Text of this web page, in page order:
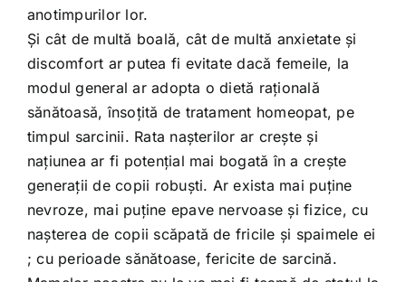
anotimpurilor lor.
Şi cât de multă boală, cât de multă anxietate şi
discomfort ar putea fi evitate dacă femeile, la
modul general ar adopta o dietă raţională
sănătoasă, însoţită de tratament homeopat, pe
timpul sarcinii. Rata naşterilor ar creşte şi
naţiunea ar fi potenţial mai bogată în a creşte
generaţii de copii robuşti. Ar exista mai puţine
nevroze, mai puţine epave nervoase şi fizice, cu
naşterea de copii scăpată de fricile şi spaimele ei
; cu perioade sănătoase, fericite de sarcină.